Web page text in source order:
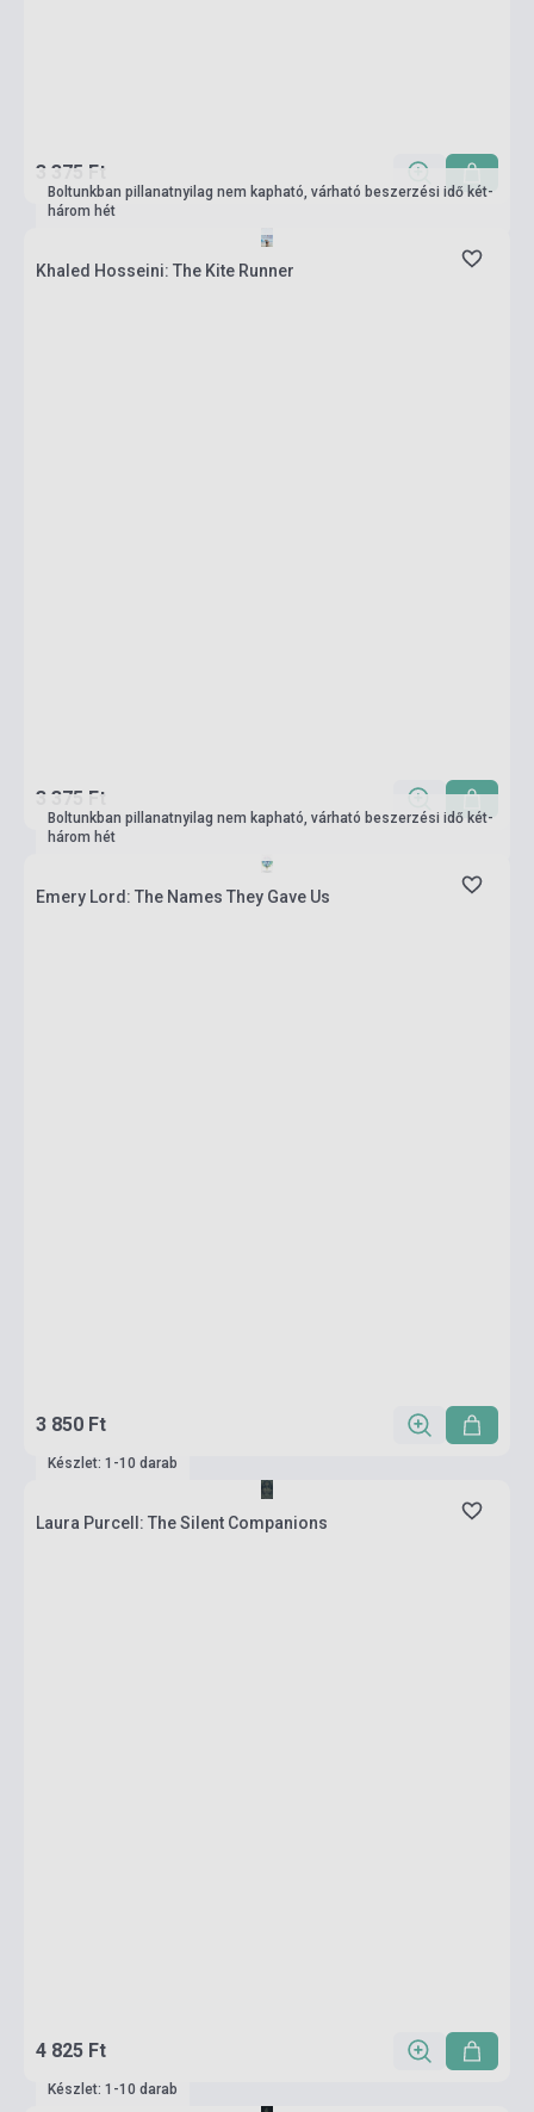
3 375 Ft
Boltunkban pillanatnyilag nem kapható, várható beszerzési idő két-
három hét
Khaled Hosseini: The Kite Runner
3 375 Ft
Boltunkban pillanatnyilag nem kapható, várható beszerzési idő két-
három hét
Emery Lord: The Names They Gave Us
3 850 Ft
Készlet: 1-10 darab
Laura Purcell: The Silent Companions
4 825 Ft
Készlet: 1-10 darab